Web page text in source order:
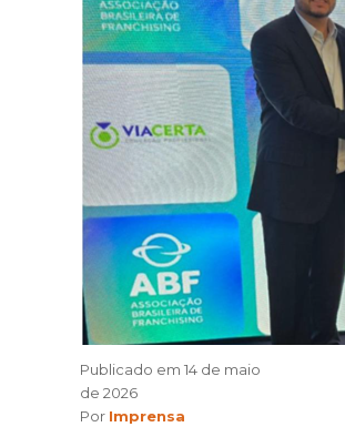
Publicado em 14 de maio
de 2026
Por Author
Imprensa